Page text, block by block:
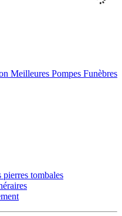
Meilleures Pompes Funèbres
tombales